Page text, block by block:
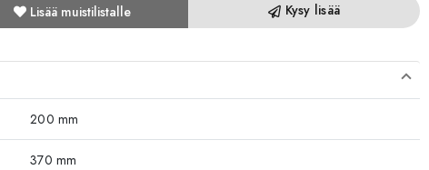
Lisää muistilistalle Kysy lisää
200 mm
370 mm